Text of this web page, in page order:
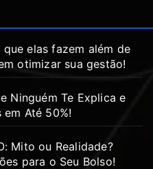
elas fazem além de
otimizar sua gestão!
Ninguém Te Explica e
em Até 50%!
Mito ou Realidade?
para o Seu Bolso!